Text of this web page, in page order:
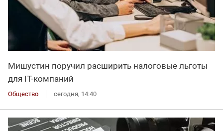
Мишустин поручил расширить налоговые льготы
для IT-компаний
Общество сегодня, 14:40